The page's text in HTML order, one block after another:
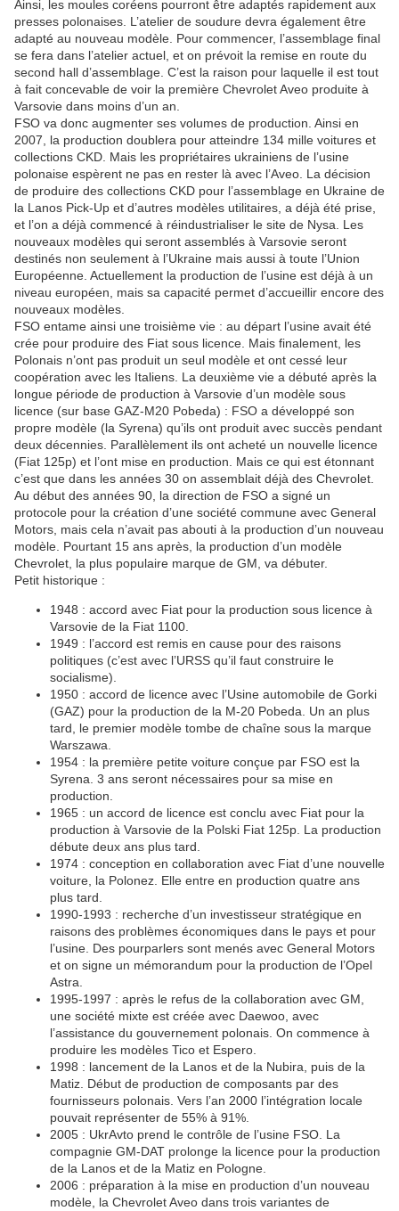
Ainsi, les moules coréens pourront être adaptés rapidement aux
presses polonaises. L’atelier de soudure devra également être
adapté au nouveau modèle. Pour commencer, l’assemblage final
se fera dans l’atelier actuel, et on prévoit la remise en route du
second hall d’assemblage. C’est la raison pour laquelle il est tout
à fait concevable de voir la première Chevrolet Aveo produite à
Varsovie dans moins d’un an.
FSO va donc augmenter ses volumes de production. Ainsi en
2007, la production doublera pour atteindre 134 mille voitures et
collections CKD. Mais les propriétaires ukrainiens de l’usine
polonaise espèrent ne pas en rester là avec l’Aveo. La décision
de produire des collections CKD pour l’assemblage en Ukraine de
la Lanos Pick-Up et d’autres modèles utilitaires, a déjà été prise,
et l’on a déjà commencé à réindustrialiser le site de Nysa. Les
nouveaux modèles qui seront assemblés à Varsovie seront
destinés non seulement à l’Ukraine mais aussi à toute l’Union
Européenne. Actuellement la production de l’usine est déjà à un
niveau européen, mais sa capacité permet d’accueillir encore des
nouveaux modèles.
FSO entame ainsi une troisième vie : au départ l’usine avait été
crée pour produire des Fiat sous licence. Mais finalement, les
Polonais n’ont pas produit un seul modèle et ont cessé leur
coopération avec les Italiens. La deuxième vie a débuté après la
longue période de production à Varsovie d’un modèle sous
licence (sur base GAZ-M20 Pobeda) : FSO a développé son
propre modèle (la Syrena) qu’ils ont produit avec succès pendant
deux décennies. Parallèlement ils ont acheté un nouvelle licence
(Fiat 125p) et l’ont mise en production. Mais ce qui est étonnant
c’est que dans les années 30 on assemblait déjà des Chevrolet.
Au début des années 90, la direction de FSO a signé un
protocole pour la création d’une société commune avec General
Motors, mais cela n’avait pas abouti à la production d’un nouveau
modèle. Pourtant 15 ans après, la production d’un modèle
Chevrolet, la plus populaire marque de GM, va débuter.
Petit historique :
1948 : accord avec Fiat pour la production sous licence à
Varsovie de la Fiat 1100.
1949 : l’accord est remis en cause pour des raisons
politiques (c’est avec l’URSS qu’il faut construire le
socialisme).
1950 : accord de licence avec l’Usine automobile de Gorki
(GAZ) pour la production de la M-20 Pobeda. Un an plus
tard, le premier modèle tombe de chaîne sous la marque
Warszawa.
1954 : la première petite voiture conçue par FSO est la
Syrena. 3 ans seront nécessaires pour sa mise en
production.
1965 : un accord de licence est conclu avec Fiat pour la
production à Varsovie de la Polski Fiat 125p. La production
débute deux ans plus tard.
1974 : conception en collaboration avec Fiat d’une nouvelle
voiture, la Polonez. Elle entre en production quatre ans
plus tard.
1990-1993 : recherche d’un investisseur stratégique en
raisons des problèmes économiques dans le pays et pour
l’usine. Des pourparlers sont menés avec General Motors
et on signe un mémorandum pour la production de l’Opel
Astra.
1995-1997 : après le refus de la collaboration avec GM,
une société mixte est créée avec Daewoo, avec
l’assistance du gouvernement polonais. On commence à
produire les modèles Tico et Espero.
1998 : lancement de la Lanos et de la Nubira, puis de la
Matiz. Début de production de composants par des
fournisseurs polonais. Vers l’an 2000 l’intégration locale
pouvait représenter de 55% à 91%.
2005 : UkrAvto prend le contrôle de l’usine FSO. La
compagnie GM-DAT prolonge la licence pour la production
de la Lanos et de la Matiz en Pologne.
2006 : préparation à la mise en production d’un nouveau
modèle, la Chevrolet Aveo dans trois variantes de